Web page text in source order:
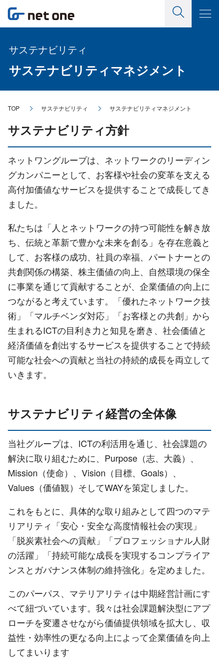
サステナビリティ
サステナビリティマネジメント
TOP サステナビリティ サステナビリティマネジメント
サステナビリティ方針
ネットワングループは、ネットワークのリーディン
グカンパニーとして、お客様や社会の変革を支える
高付加価値なサービスを提供することで成長してき
ました。
私たちは「人とネットワークの持つ可能性を解き放
ち、伝統と革新で豊かな未来を創る」を存在意義と
して、お客様の成功、社員の幸福、パートナーとの
共創関係の構築、株主価値の向上、自然環境の保全
に事業を通じて貢献することが、企業価値の向上に
つながると考えています。「優れたネットワーク技
術」「マルチベンダ対応」「お客様との共創」から
生まれるICTの目利き力と知見を磨き、社会価値と
経済価値を創出するサービスを提供することで持続
可能な社会への貢献と当社の持続的成長を両立して
いきます。
サステナビリティ経営の全体像
当社グループは、ICTの利活用を通じ、社会課題の
解決に取り組むために、Purpose（志、大義）、
Mission（使命）、Vision（目標、Goals）、
Values（価値観）そしてWAYを策定しました。
これをもとに、具体的な取り組みとして四つのマテ
リアリティ「安心・安全な高度情報社会の実現」
「脱炭素社会への貢献」「プロフェッショナル人財
の活躍」「持続可能な成長を実現するコンプライア
ンスとガバナンス体制の維持強化」を定めました。
このパーパス、マテリアリティは中期経営計画にす
べて紐づいています。我々は社会課題解決型にアプ
ローチを変遷させながら価値提供領域を拡大し、収
益性・効率性の更なる向上によって企業価値を向上
してまいります